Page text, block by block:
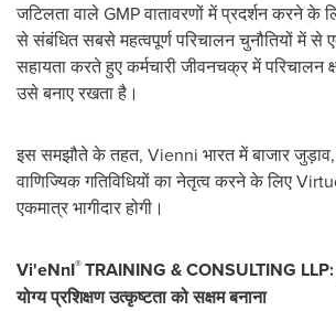
जटिलता वाले GMP वातावरणों में प्रदर्शन करने के
से संबंधित सबसे महत्वपूर्ण परिचालन चुनौतियों में
सहायता करते हुए कर्मचारी जीवनचक्र में परिचालन
उसे बनाए रखता है।
इस समझौते के तहत, Vienni भारत में बाजार
वाणिज्यिक गतिविधियों का नेतृत्व करने के लिए
एकमात्र भागीदार होगी।
Vi'eNnI®TRAINING & CONSULTING LLP:
योग्य प्रशिक्षण उत्कृष्टता को सक्षम बनाना